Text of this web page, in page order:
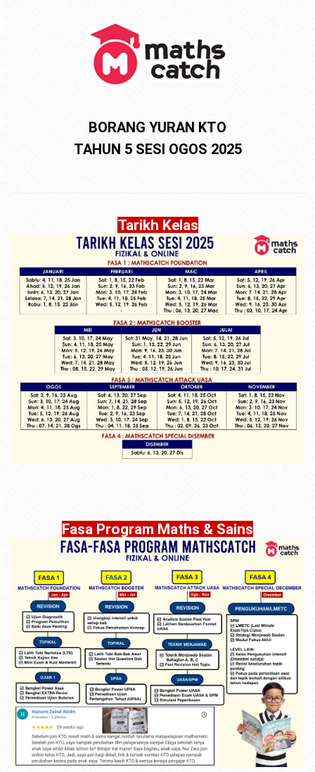
BORANG YURAN KTO
TAHUN 5 SESI OGOS 2025
Tarikh Kelas
Fasa Program Maths & Sains